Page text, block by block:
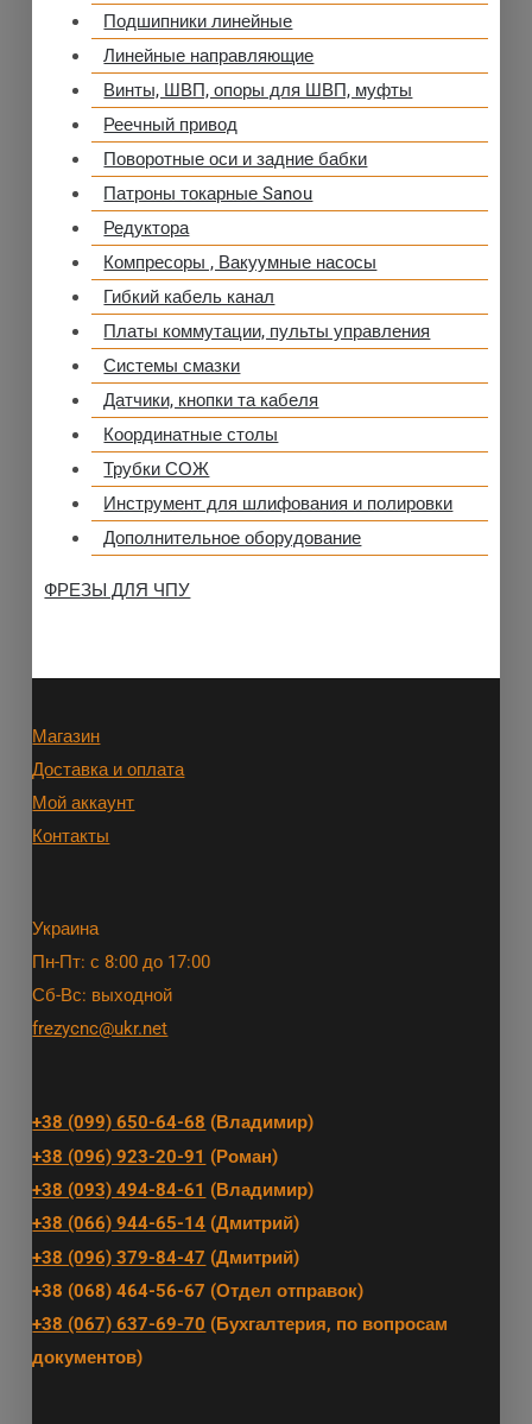
Подшипники линейные
Линейные направляющие
Винты, ШВП, опоры для ШВП, муфты
Реечный привод
Поворотные оси и задние бабки
Патроны токарные Sanou
Редуктора
Компресоры , Вакуумные насосы
Гибкий кабель канал
Платы коммутации, пульты управления
Системы смазки
Датчики, кнопки та кабеля
Координатные столы
Трубки СОЖ
Инструмент для шлифования и полировки
Дополнительное оборудование
ФРЕЗЫ ДЛЯ ЧПУ
Магазин
Доставка и оплата
Мой аккаунт
Контакты
Украина
Пн-Пт: с 8:00 до 17:00
Сб-Вс: выходной
frezycnc@ukr.net
+38 (099) 650-64-68 (Владимир)
+38 (096) 923-20-91 (Роман)
+38 (093) 494-84-61 (Владимир)
+38 (066) 944-65-14 (Дмитрий)
+38 (096) 379-84-47 (Дмитрий)
+38 (068) 464-56-67 (Отдел отправок)
+38 (067) 637-69-70 (Бухгалтерия, по вопросам
документов)